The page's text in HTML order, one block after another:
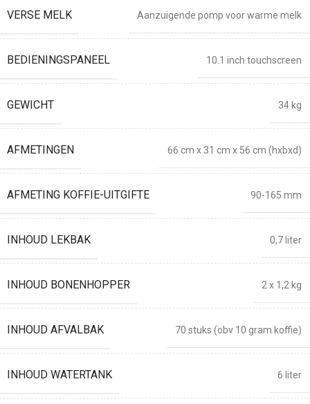
VERSE MELK Aanzuigende pomp voor warme melk
BEDIENINGSPANEEL 10.1 inch touchscreen
GEWICHT 34 kg
AFMETINGEN 66 cm x 31 cm x 56 cm (hxbxd)
AFMETING KOFFIE-UITGIFTE 90-165 mm
INHOUD LEKBAK 0,7 liter
INHOUD BONENHOPPER 2 x 1,2 kg
INHOUD AFVALBAK 70 stuks (obv 10 gram koffie)
INHOUD WATERTANK 6 liter